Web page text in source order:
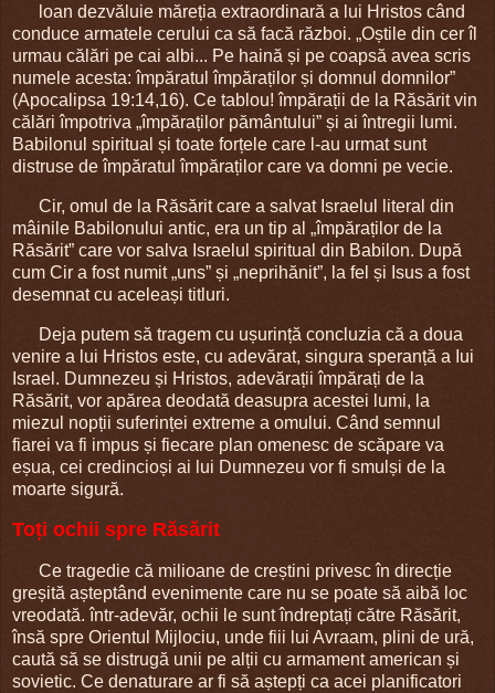
loan dezvăluie măreția extraordinară a lui Hristos când
conduce armatele cerului ca să facă război. „Oștile din cer îl
urmau călări pe cai albi... Pe haină și pe coapsă avea scris
numele acesta: împăratul împăraților și domnul domnilor”
(Apocalipsa 19:14,16). Ce tablou! împărații de la Răsărit vin
călări împotriva „împăraților pământului” și ai întregii lumi.
Babilonul spiritual și toate forțele care l-au urmat sunt
distruse de împăratul împăraților care va domni pe vecie.
Cir, omul de la Răsărit care a salvat Israelul literal din
mâinile Babilonului antic, era un tip al „împăraților de la
Răsărit” care vor salva Israelul spiritual din Babilon. După
cum Cir a fost numit „uns” și „neprihănit”, la fel și Isus a fost
desemnat cu aceleași titluri.
Deja putem să tragem cu ușurință concluzia că a doua
venire a lui Hristos este, cu adevărat, singura speranță a Iui
Israel. Dumnezeu și Hristos, adevărații împărați de la
Răsărit, vor apărea deodată deasupra acestei lumi, la
miezul nopții suferinței extreme a omului. Când semnul
fiarei va fi impus și fiecare plan omenesc de scăpare va
eșua, cei credincioși ai lui Dumnezeu vor fi smulși de la
moarte sigură.
Toți ochii spre Răsărit
Ce tragedie că milioane de creștini privesc în direcție
greșită așteptând evenimente care nu se poate să aibă loc
vreodată. într-adevăr, ochii le sunt îndreptați către Răsărit,
însă spre Orientul Mijlociu, unde fiii lui Avraam, plini de ură,
caută să se distrugă unii pe alții cu armament american și
sovietic. Ce denaturare ar fi să aștepți ca acei planificatori